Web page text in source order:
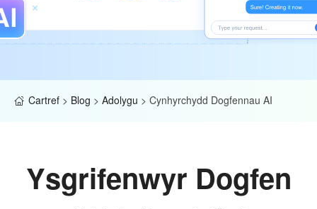
Cartref > Blog > Adolygu > Cynhyrchydd Dogfennau AI
Ysgrifenwyr Dogfen